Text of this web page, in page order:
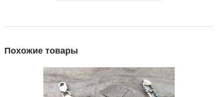
Похожие товары